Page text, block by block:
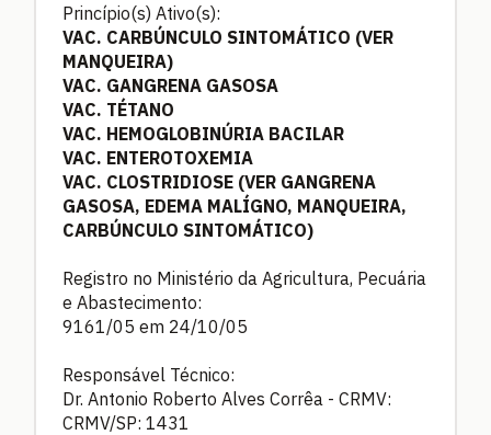
Princípio(s) Ativo(s):
VAC. CARBÚNCULO SINTOMÁTICO (VER
MANQUEIRA)
VAC. GANGRENA GASOSA
VAC. TÉTANO
VAC. HEMOGLOBINÚRIA BACILAR
VAC. ENTEROTOXEMIA
VAC. CLOSTRIDIOSE (VER GANGRENA
GASOSA, EDEMA MALÍGNO, MANQUEIRA,
CARBÚNCULO SINTOMÁTICO)
Registro no Ministério da Agricultura, Pecuária
e Abastecimento:
9161/05 em 24/10/05
Responsável Técnico:
Dr. Antonio Roberto Alves Corrêa - CRMV:
CRMV/SP: 1431